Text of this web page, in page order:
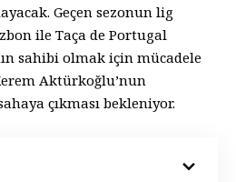
Geçen sezonun lig
ile Taça de Portugal
sahibi olmak için mücadele
Aktürkoğlu’nun
çıkması bekleniyor.